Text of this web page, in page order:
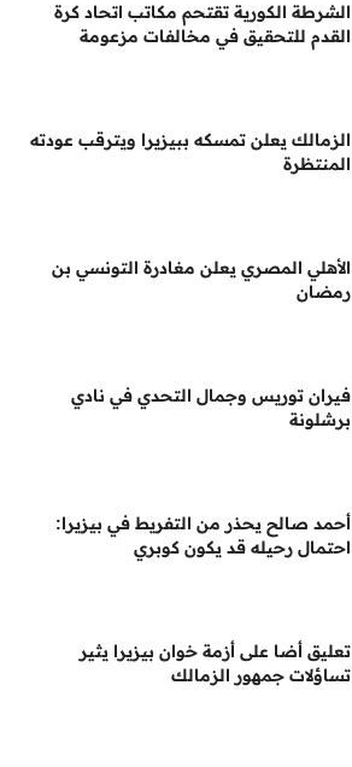
الشرطة الكورية تقتحم مكاتب اتحاد كرة
القدم للتحقيق في مخالفات مزعومة
الزمالك يعلن تمسكه ببيزيرا ويترقب عودته
المنتظرة
الأهلي المصري يعلن مغادرة التونسي بن
رمضان
فيران توريس وجمال التحدي في نادي
برشلونة
أحمد صالح يحذر من التفريط في بيزيرا:
احتمال رحيله قد يكون كوبري
تعليق أضا على أزمة خوان بيزيرا يثير
تساؤلات جمهور الزمالك